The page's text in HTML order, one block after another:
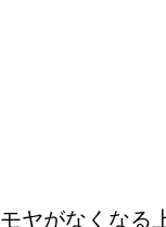
ヤがなくなる